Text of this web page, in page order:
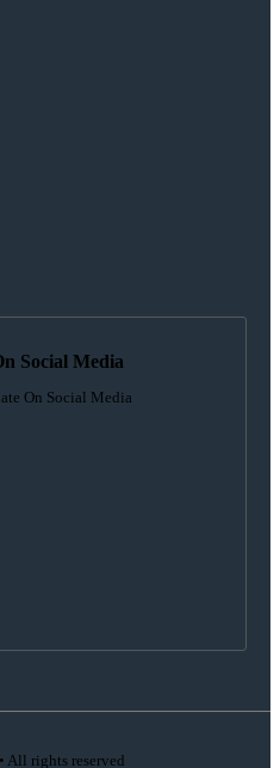
Social Media
On Social Media
• All rights reserved